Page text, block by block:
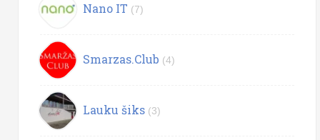
Nano IT (7)
Smarzas.Club (4)
Lauku šiks (3)